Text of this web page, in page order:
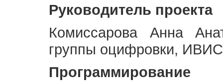
Руководитель проекта
Комиссарова Анна
группы оцифровки, ИВИС
Программирование